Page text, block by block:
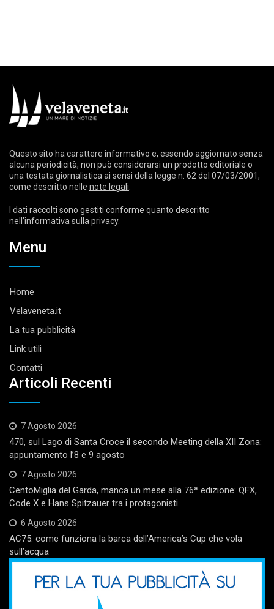
Questo sito ha carattere informativo e, essendo aggiornato senza
alcuna periodicità, non può considerarsi un prodotto editoriale o
una testata giornalistica ai sensi della legge n. 62 del 07/03/2001,
come descritto nelle note legali
I dati raccolti sono gestiti conforme quanto descritto
nell’informativa sulla privacy.
Menu
Home
Velaveneta.it
La tua pubblicità
Link utili
Contatti
Articoli Recenti
7 Agosto 2026
470, sul Lago di Santa Croce il secondo Meeting della XII Zona:
appuntamento l’8 e 9 agosto
7 Agosto 2026
CentoMiglia del Garda, manca un mese alla 76ª edizione: QFX,
Code X e Hans Spitzauer tra i protagonisti
6 Agosto 2026
AC75: come funziona la barca dell’America’s Cup che vola
sull’acqua